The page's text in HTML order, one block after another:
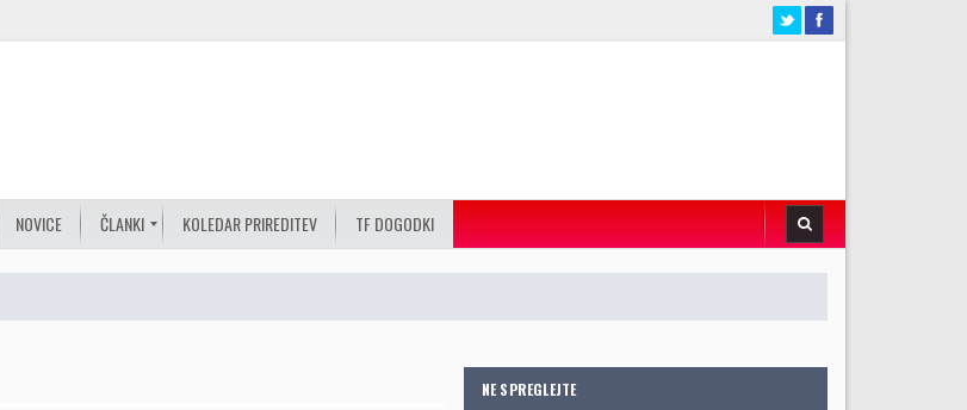
NOVICE ČLANKI KOLEDAR PRIREDITEV TF DOGODKI
NE SPREGLEJTE